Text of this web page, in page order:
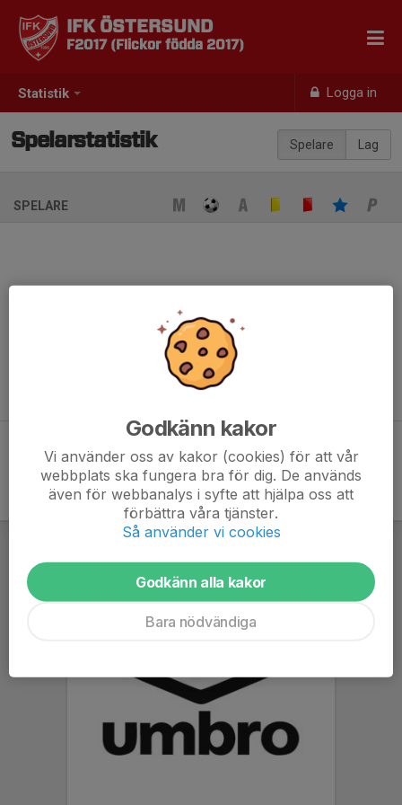
Statistik Logga in
IFK ÖSTERSUND
F2017 (Flickor födda 2017)
Spelare Lag
Spelarstatistik
SPELARE
När ni fyller i uppställning på respektive match visas statistiken
automatiskt på denna sida
Godkänn kakor
Vi använder oss av kakor (cookies) för att vår
webbplats ska fungera bra för dig. De används
även för webbanalys i syfte att hjälpa oss att
förbättra våra tjänster.
Så använder vi cookies
Godkänn alla kakor
Bara nödvändiga